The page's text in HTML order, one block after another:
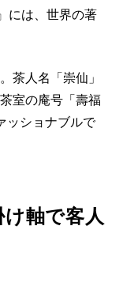
には、世界の著
茶人名「崇仙」
室の庵号「壽福
ッショナブルで
け軸で客人